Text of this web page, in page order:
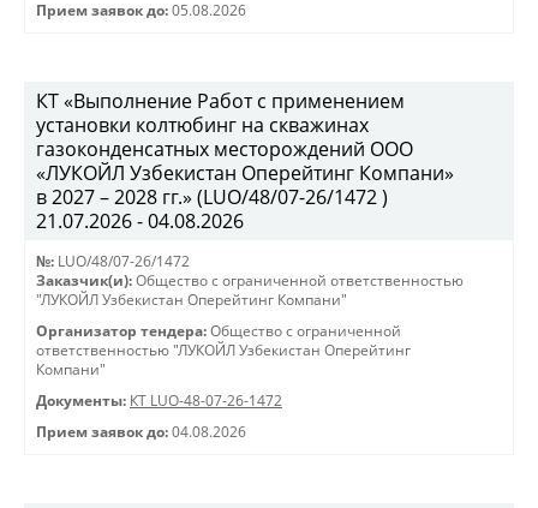
Прием заявок до: 05.08.2026
КТ «Выполнение Работ с применением
установки колтюбинг на скважинах
газоконденсатных месторождений ООО
«ЛУКОЙЛ Узбекистан Оперейтинг Компани»
в 2027 – 2028 гг.» (LUO/48/07-26/1472 )
21.07.2026 - 04.08.2026
№: LUO/48/07-26/1472
Заказчик(и): Общество с ограниченной ответственностью
"ЛУКОЙЛ Узбекистан Оперейтинг Компани"
Организатор тендера: Общество с ограниченной
ответственностью "ЛУКОЙЛ Узбекистан Оперейтинг
Компани"
Документы: КТ LUO-48-07-26-1472
Прием заявок до: 04.08.2026